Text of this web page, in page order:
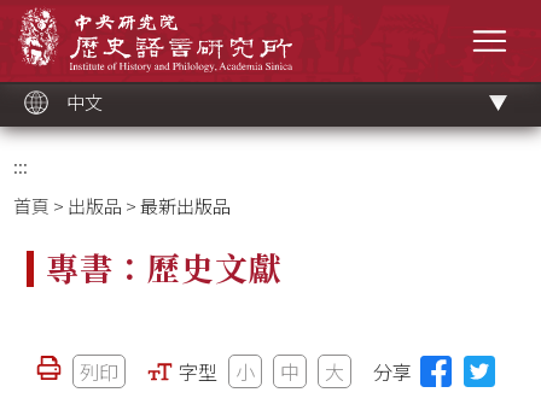
中文
:::
首頁 > 出版品 > 最新出版品
專書：歷史文獻
列印 字型 小 中 大 分享